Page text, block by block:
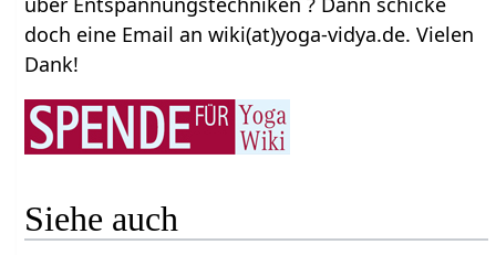
doch eine Email an wiki(at)yoga-vidya.de. Vielen
Dank!
Siehe auch